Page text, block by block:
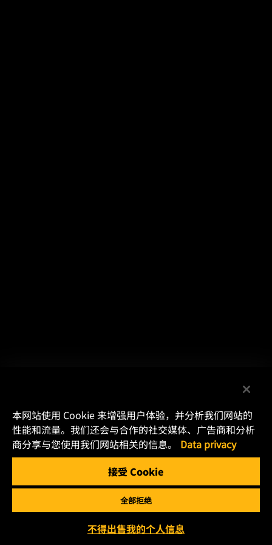
本网站使用 Cookie 来增强用户体验，并分析我们网站的
性能和流量。我们还会与合作的社交媒体、广告商和分析
商分享与您使用我们网站相关的信息。
Data privacy
接受 Cookie
全部拒绝
不得出售我的个人信息